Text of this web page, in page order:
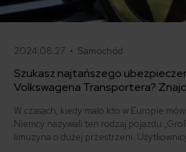
2024.08.27 • Samochód
Szukasz najtańszego
Volkswagena Transportera?
W czasach, kiedy mało kto w Europie
Niemcy nazywali ten rodzaj pojazdu
limuzyna o dużej przestrzeni.